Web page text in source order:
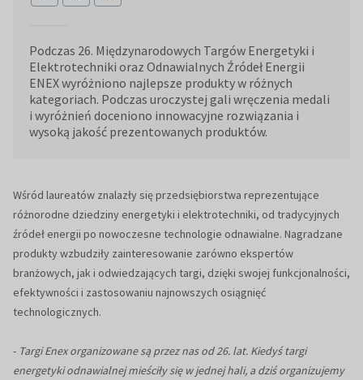
Podczas 26. Międzynarodowych Targów Energetyki i
Elektrotechniki oraz Odnawialnych Źródeł Energii
ENEX wyróżniono najlepsze produkty w różnych
kategoriach. Podczas uroczystej gali wręczenia medali
i wyróżnień doceniono innowacyjne rozwiązania i
wysoką jakość prezentowanych produktów.
Wśród laureatów znalazły się przedsiębiorstwa reprezentujące
różnorodne dziedziny energetyki i elektrotechniki, od tradycyjnych
źródeł energii po nowoczesne technologie odnawialne. Nagradzane
produkty wzbudziły zainteresowanie zarówno ekspertów
branżowych, jak i odwiedzających targi, dzięki swojej funkcjonalności,
efektywności i zastosowaniu najnowszych osiągnięć
technologicznych.
- Targi Enex organizowane są przez nas od 26. lat. Kiedyś targi
energetyki odnawialnej mieściły się w jednej hali, a dziś organizujemy